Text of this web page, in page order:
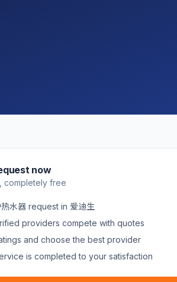
now
completely free
水器 request in 爱迪生
providers compete with quotes
and choose the best provider
is completed to your satisfaction